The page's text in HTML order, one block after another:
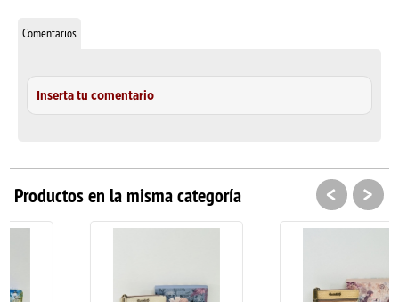
Comentarios
Inserta tu comentario
Productos en la misma categoría < >